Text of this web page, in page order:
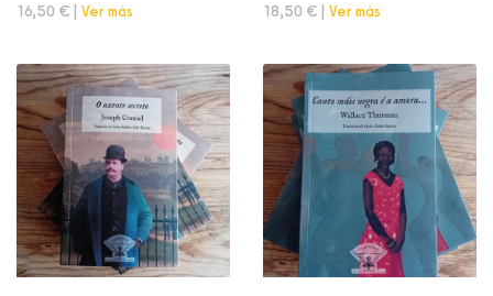
16,50 € | Ver más 18,50 € | Ver más